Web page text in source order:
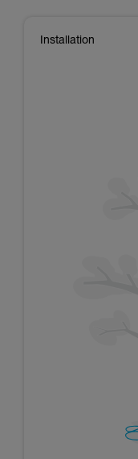
Installation